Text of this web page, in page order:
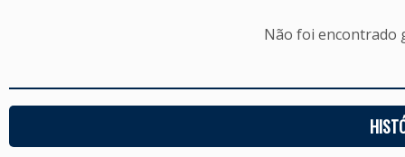
Não foi encontrado